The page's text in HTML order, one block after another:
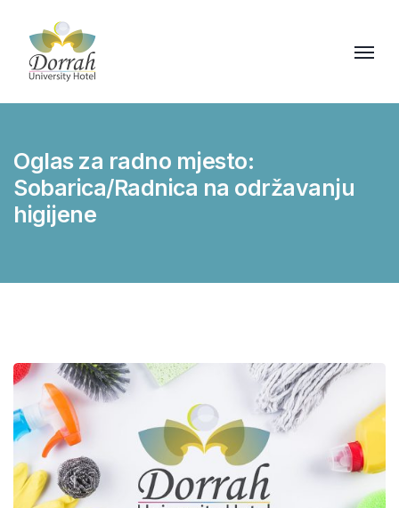
Oglas za radno mjesto:
Sobarica/Radnica na održavanju
higijene